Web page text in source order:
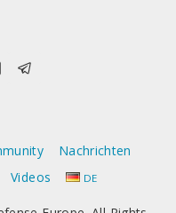
Nachrichten
Videos DE